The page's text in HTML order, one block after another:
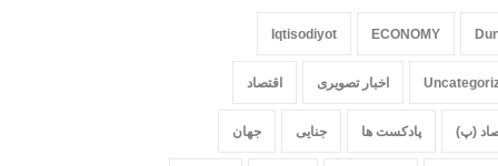
ECONOMY
Iqtisodiyot
اخبار تصویری اقتصاد
(پ) پادکست ها جنایی جهان